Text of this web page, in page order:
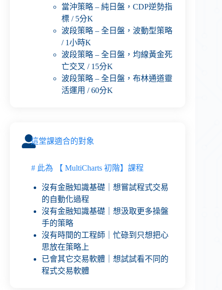
當沖策略 – 純日盤，CDP逆勢指
標 / 5分K
波段策略 – 全日盤，波動型策略
/ 1小時K
波段策略 – 全日盤，均線黃金死
亡交叉 / 15分K
波段策略 – 全日盤，布林通道靈
活運用 / 60分K
這堂課適合的對象
# 此為 【 MultiCharts 初階】課程
沒有金融知識基礎｜想嘗試程式交易
的自動化過程
沒有金融知識基礎｜想汲取更多操盤
手的策略
沒有時間的工程師｜忙碌到只想把心
思放在策略上
已會其它交易軟體｜想試試看不同的
程式交易軟體